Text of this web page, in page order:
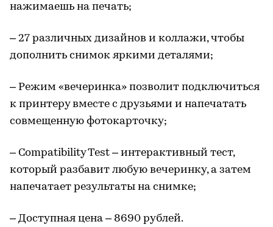
нажимаешь на печать;
– 27 различных дизайнов и коллажи, чтобы
дополнить снимок яркими деталями;
– Режим «вечеринка» позволит подключиться
к принтеру вместе с друзьями и напечатать
совмещенную фотокарточку;
– Compatibility Test – интерактивный тест,
который разбавит любую вечеринку, а затем
напечатает результаты на снимке;
– Доступная цена – 8690 рублей.